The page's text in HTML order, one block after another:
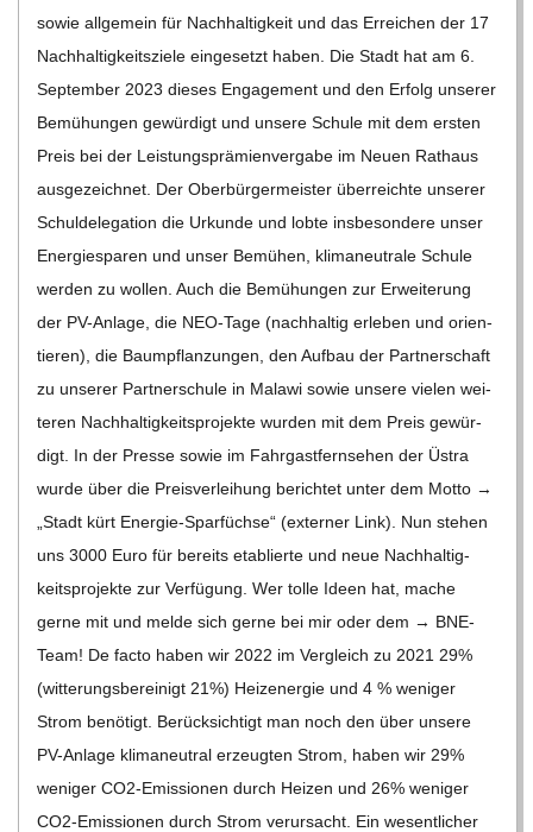
sowie all­ge­mein für Nach­hal­tig­keit und das Errei­chen der 17
Nach­hal­tig­keits­ziele ein­ge­setzt haben. Die Stadt hat am 6.
Sep­tem­ber 2023 die­ses Enga­ge­ment und den Erfolg unse­rer
Bemü­hun­gen gewür­digt und unsere Schule mit dem ers­ten
Preis bei der Leis­tungs­prä­mi­en­ver­gabe im Neuen Rat­haus
aus­ge­zeich­net. Der Ober­bür­ger­meis­ter über­reichte unse­rer
Schul­de­le­ga­tion die Urkunde und lobte ins­be­son­dere unser
Ener­gie­spa­ren und unser Bemü­hen, kli­ma­neu­trale Schule
wer­den zu wol­len. Auch die Bemü­hun­gen zur Erwei­te­rung
der PV-Anlage, die NEO-Tage (nach­hal­tig erle­ben und ori­en­
tie­ren), die Baum­pflan­zun­gen, den Auf­bau der Part­ner­schaft
zu unse­rer Part­ner­schule in Malawi sowie unsere vie­len wei­
te­ren Nach­hal­tig­keits­pro­jekte wur­den mit dem Preis gewür­
digt. In der Presse sowie im Fahr­gast­fern­se­hen der Üstra
wurde über die Preis­ver­lei­hung berich­tet unter dem Motto →
„Stadt kürt Ener­­gie-Spar­­füchse“ (exter­ner Link). Nun ste­hen
uns 3000 Euro für bereits eta­blierte und neue Nach­hal­tig­
keits­pro­jekte zur Ver­fü­gung. Wer tolle Ideen hat, mache
gerne mit und melde sich gerne bei mir oder dem → BNE-
Team! De facto haben wir 2022 im Ver­gleich zu 2021 29%
(wit­te­rungs­be­rei­nigt 21%) Heiz­ener­gie und 4 % weni­ger
Strom benö­tigt. Berück­sich­tigt man noch den über unsere
PV-Anlage kli­ma­neu­tral erzeug­ten Strom, haben wir 29%
weni­ger CO2-Emis­­sio­­nen durch Hei­zen und 26% weni­ger
CO2-Emis­­sio­­nen durch Strom ver­ur­sacht. Ein wesent­li­cher